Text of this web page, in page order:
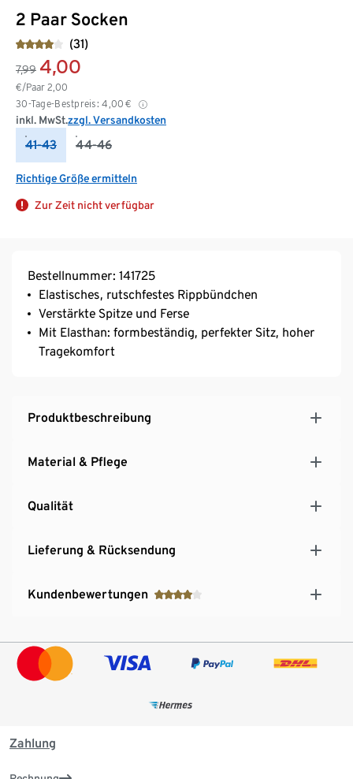
2 Paar Socken
(31)
7,99 4,00
€/Paar 2,00
30-Tage-Bestpreis: 4,00 €
inkl. MwSt.zzgl. Versandkosten
41-43 44-46
Richtige Größe ermitteln
Zur Zeit nicht verfügbar
Bestellnummer: 141725
Elastisches, rutschfestes Rippbündchen
Verstärkte Spitze und Ferse
Mit Elasthan: formbeständig, perfekter Sitz, hoher
Tragekomfort
Produktbeschreibung
Material & Pflege
Qualität
Lieferung & Rücksendung
Kundenbewertungen
Zahlung